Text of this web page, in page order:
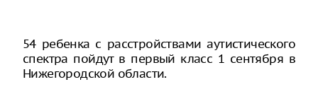
54 ребенка с расстройствами аутистического
спектра пойдут в первый класс 1 сентября в
Нижегородской области.